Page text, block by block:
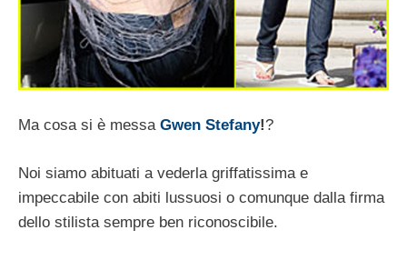
Ma cosa si è messa Gwen Stefany!?
Noi siamo abituati a vederla griffatissima e
impeccabile con abiti lussuosi o comunque dalla firma
dello stilista sempre ben riconoscibile.